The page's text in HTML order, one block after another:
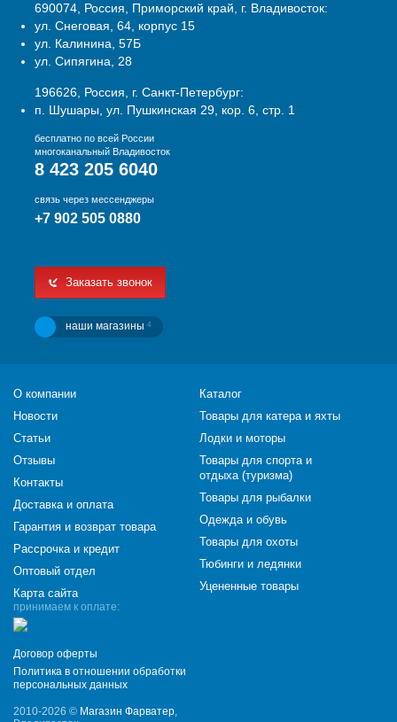
690074, Россия, Приморский край, г. Владивосток:
ул. Снеговая, 64, корпус 15
ул. Калинина, 57Б
ул. Сипягина, 28
196626, Россия, г. Санкт-Петербург:
п. Шушары, ул. Пушкинская 29, кор. 6, стр. 1
бесплатно по всей России
многоканальный Владивосток
8 423 205 6040
связь через мессенджеры
+7 902 505 0880
Заказать звонок
наши магазины 4
принимаем к оплате:
Договор оферты
Политика в отношении обработки
персональных данных
2010-2026 © Магазин Фарватер,
О компании
Новости
Статьи
Отзывы
Контакты
Доставка и оплата
Гарантия и возврат товара
Рассрочка и кредит
Оптовый отдел
Карта сайта
Каталог
Товары для катера и яхты
Лодки и моторы
Товары для спорта и
отдыха (туризма)
Товары для рыбалки
Одежда и обувь
Товары для охоты
Тюбинги и ледянки
Уцененные товары